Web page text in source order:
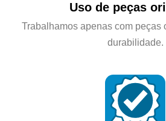
Uso de peças
Trabalhamos apenas com peças
durabilidade.